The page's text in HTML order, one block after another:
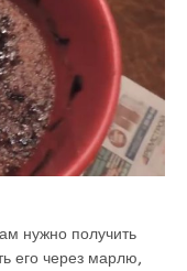
нужно получить
его через марлю,